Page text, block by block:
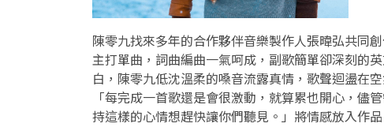
陳零九找來多年的合作夥伴音樂製作人張暐弘共同
主打單曲，詞曲編曲一氣呵成，副歌簡單卻深刻的
白，陳零九低沈溫柔的嗓音流露真情，歌聲迴盪在
「每完成一首歌還是會很激動，就算累也開心，儘
持這樣的心情想趕快讓你們聽見。」將情感放入作